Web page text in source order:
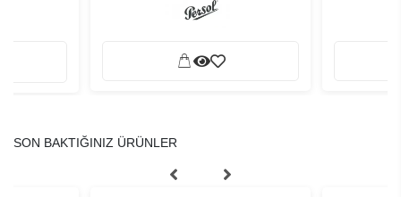
SON BAKTIĞINIZ ÜRÜNLER